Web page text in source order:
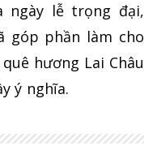
ngày lễ trọng đại,
góp phần làm cho
hương Lai Châu
ý nghĩa.